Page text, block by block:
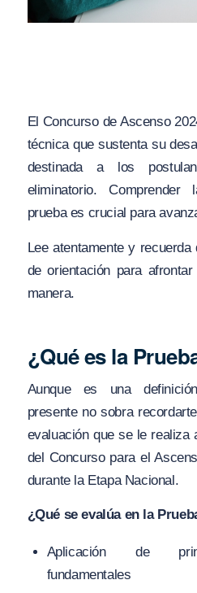
El Concurso de Ascenso
técnica que sustenta su
destinada a los
eliminatorio.
prueba es crucial para
Lee atentamente y
de orientación para
manera.
¿Qué es la
Aunque es una
presente no sobra
evaluación que se le realiza
del Concurso para el
durante la Etapa Nacional.
¿Qué se evalúa en la
Aplicación de
fundamentales